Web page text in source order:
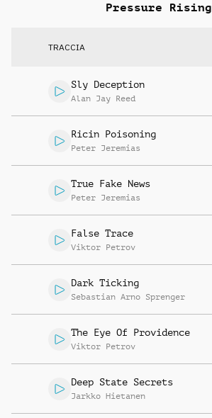
Pressure Rising
TRACCIA
Sly Deception
Alan Jay Reed
Ricin Poisoning
Peter Jeremias
True Fake News
Peter Jeremias
False Trace
Viktor Petrov
Dark Ticking
Sebastian Arno Sprenger
The Eye Of Providence
Viktor Petrov
Deep State Secrets
Jarkko Hietanen